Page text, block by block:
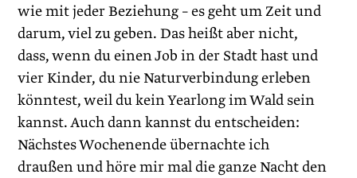
wie mit jeder Beziehung – es geht um Zeit und
darum, viel zu geben. Das heißt aber nicht,
dass, wenn du einen Job in der Stadt hast und
vier Kinder, du nie Naturverbindung erleben
könntest, weil du kein Yearlong im Wald sein
kannst. Auch dann kannst du entscheiden:
Nächstes Wochenende übernachte ich
draußen und höre mir mal die ganze Nacht den